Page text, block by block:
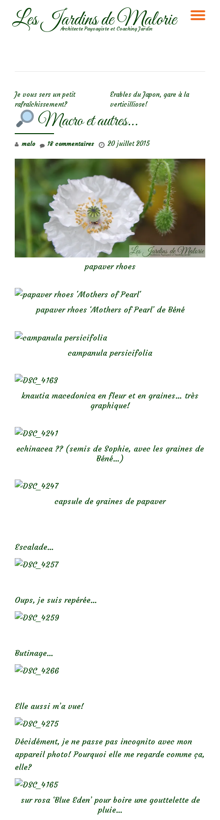
AllerLes Jardins de Malorie
Architecte Paysagiste et Coaching Jardin
Je vous sers un petit
rafraîchissement?
Erables du Japon, gare à la
verticilliose!
Macro et autres…
malo 20 juillet 2015
18 commentaires
papaver rhoes
papaver rhoes ‘Mothers of Pearl’ de Béné
campanula persicifolia
knautia macedonica en fleur et en graines… très
graphique!
echinacea ?? (semis de Sophie, avec les graines de
Béné…)
capsule de graines de papaver
Escalade…
Oups, je suis repérée…
Butinage…
Elle aussi m’a vue!
Décidément, je ne passe pas incognito avec mon
appareil photo! Pourquoi elle me regarde comme ça,
elle?
sur rosa ‘Blue Eden’ pour boire une gouttelette de
pluie…